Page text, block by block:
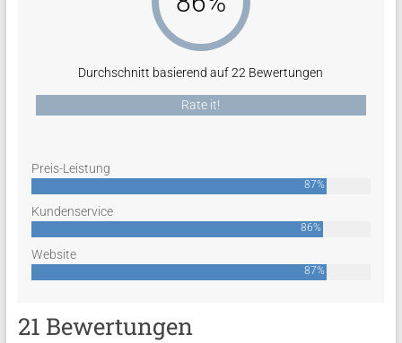
Durchschnitt basierend auf 22 Bewertungen
Rate it!
Preis-Leistung
87%
Kundenservice
86%
Website
87%
21 Bewertungen